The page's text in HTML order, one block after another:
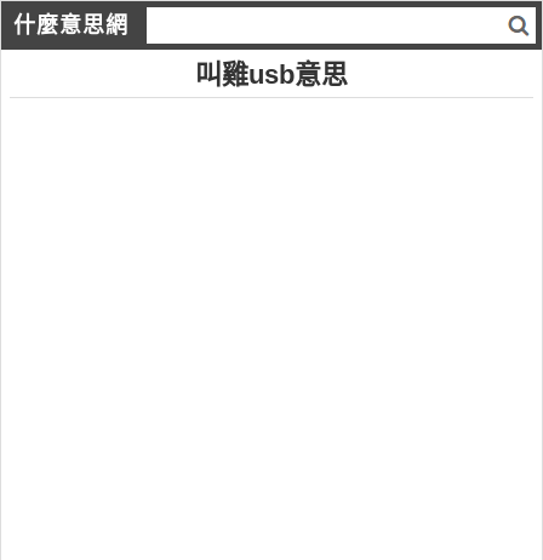
什麼意思網
叫雞usb意思